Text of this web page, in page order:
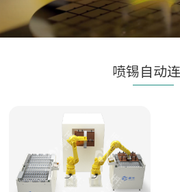
喷锡自动